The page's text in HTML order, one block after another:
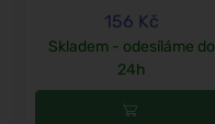
156 Kč
Skladem - odesíláme do
24h